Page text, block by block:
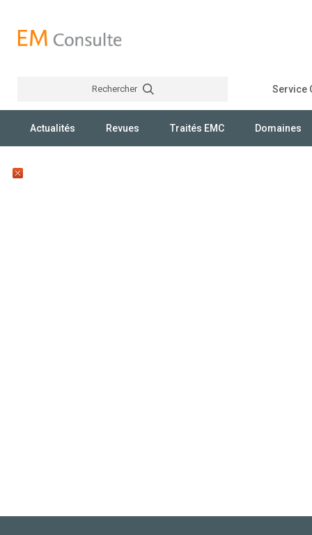
Rechercher Service
Actualités Revues Traités EMC Domaines